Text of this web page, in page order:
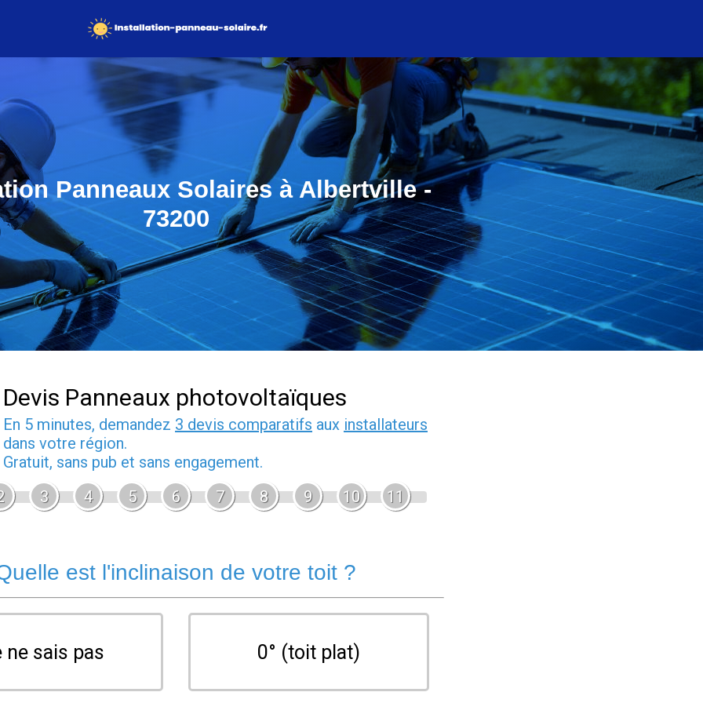
Panneaux Solaires à Albertville -
73200
Devis Panneaux photovoltaïques
En 5 minutes, demandez 3 devis comparatifs aux installateurs
dans votre région.
Gratuit, sans pub et sans engagement.
3 4 5 6 7 8 9 10 11
est l'inclinaison de votre toit ?
ne sais pas 0° (toit plat)